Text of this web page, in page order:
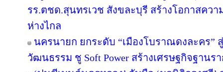
รร.ตชด.สุนทรเวช สังขละบุรี สร้างโอกาสคว
ห่างไกล
นครนายก ยกระดับ “เมืองโบราณดงละคร”
วัฒนธรรม ชู Soft Power สร้างเศรษฐกิจฐาน